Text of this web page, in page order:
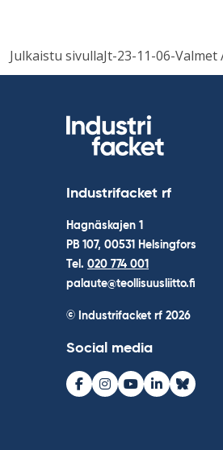
storlek
Julkaistu sivullaJt-23-11-06-
Industrifacket rf
Hagnäskajen 1
PB 107, 00531 Helsingfors
Tel. 020 774 001
palaute@teollisuusliitto.fi
© Industrifacket rf 2026
Social media
Facebook
Instagram
Youtube
LinkedInBluesky